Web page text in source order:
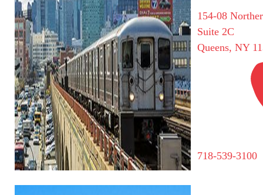
154-08
Suite 2C
Queens, NY
718-539-3100